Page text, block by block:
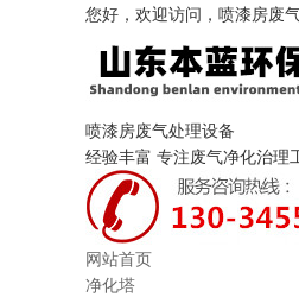
您好，欢迎访问，喷漆房废
喷漆房废气处理设备
经验丰富 专注废气净化治理
网站首页
净化塔